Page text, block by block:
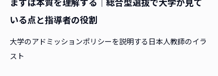
いる点と指導者の役割
大学のアドミッションポリシーを説明する日本人教師のイラ
スト